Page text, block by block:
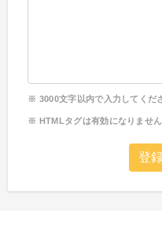
3000文字以内で入力してくだ
HTMLタグは有効になりません